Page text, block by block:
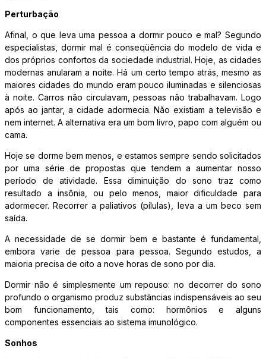
Perturbação
Afinal, o que leva uma pessoa a dormir pouco e mal? Segundo
especialistas, dormir mal é conseqüência do modelo de vida e
dos próprios confortos da sociedade industrial. Hoje, as cidades
modernas anularam a noite. Há um certo tempo atrás, mesmo as
maiores cidades do mundo eram pouco iluminadas e silenciosas
à noite. Carros não circulavam, pessoas não trabalhavam. Logo
após ao jantar, a cidade adormecia. Não existiam a televisão e
nem internet. A alternativa era um bom livro, papo com alguém ou
cama.
Hoje se dorme bem menos, e estamos sempre sendo solicitados
por uma série de propostas que tendem a aumentar nosso
período de atividade. Essa diminuição do sono traz como
resultado a insônia, ou pelo menos, maior dificuldade para
adormecer. Recorrer a paliativos (pílulas), leva a um beco sem
saída.
A necessidade de se dormir bem e bastante é fundamental,
embora varie de pessoa para pessoa. Segundo estudos, a
maioria precisa de oito a nove horas de sono por dia.
Dormir não é simplesmente um repouso: no decorrer do sono
profundo o organismo produz substâncias indispensáveis ao seu
bom funcionamento, tais como: hormônios e alguns
componentes essenciais ao sistema imunológico.
Sonhos